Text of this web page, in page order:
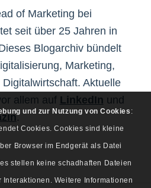
of Marketing bei
seit über 25 Jahren in
Blogarchiv bündelt
Marketing,
Aktuelle
allem auf LinkedIn und
. und zur Nutzung von Cookies :
Cookies. Cookies sind kleine
Browser im Endgerät als Datei
stellen keine schadhaften Dateien
Weitere Informationen